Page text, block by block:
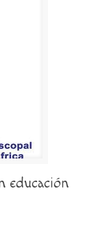
educación